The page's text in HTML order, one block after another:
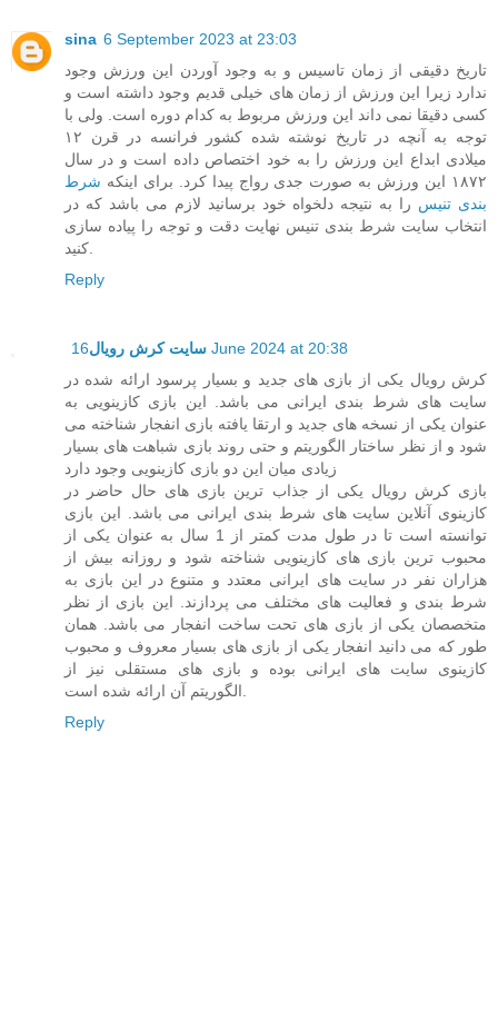
sina 6 September 2023 at 23:03
تاریخ دقیقی از زمان تاسیس و به وجود آوردن این ورزش وجود
ندارد زیرا این ورزش از زمان های خیلی قدیم وجود داشته است و
کسی دقیقا نمی داند این ورزش مربوط به کدام دوره است. ولی با
توجه به آنچه در تاریخ نوشته شده کشور فرانسه در قرن ۱۲
میلادی ابداع این ورزش را به خود اختصاص داده است و در سال
۱۸۷۲ این ورزش به صورت جدی رواج پیدا کرد. برای اینکه
شرط
بندی تنیس را به نتیجه دلخواه خود برسانید لازم می باشد که در
انتخاب سایت شرط بندی تنیس نهایت دقت و توجه را پیاده سازی
Reply
سایت کرش رویال 16 June 2024 at 20:38
کرش رویال یکی از بازی های جدید و بسیار پرسود ارائه شده در
سایت های شرط بندی ایرانی می باشد. این بازی کازینویی به
عنوان یکی از نسخه های جدید و ارتقا یافته بازی انفجار شناخته می
شود و از نظر ساختار الگوریتم و حتی روند بازی شباهت های بسیار
زیادی میان این دو بازی کازینویی وجود دارد
بازی کرش رویال یکی از جذاب ترین بازی های حال حاضر در
کازینوی آنلاین سایت های شرط بندی ایرانی می باشد. این بازی
توانسته است تا در طول مدت کمتر از 1 سال به عنوان یکی از
محبوب ترین بازی های کازینویی شناخته شود و روزانه بیش از
هزاران نفر در سایت های ایرانی معتدد و متنوع در این بازی به
شرط بندی و فعالیت های مختلف می پردازند. این بازی از نظر
متخصصان یکی از بازی های تحت ساخت انفجار می باشد. همان
طور که می دانید انفجار یکی از بازی های بسیار معروف و محبوب
کازینوی سایت های ایرانی بوده و بازی های مستقلی نیز از
Reply